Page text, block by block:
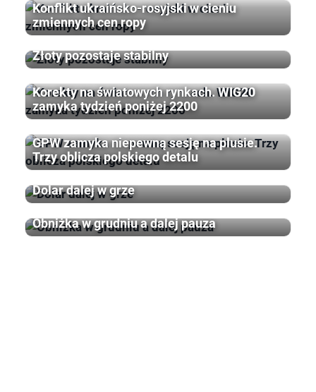
Konflikt ukraińsko-rosyjski w cieniu
zmiennych cen ropy
Złoty pozostaje stabilny
Korekty na światowych rynkach. WIG20
zamyka tydzień poniżej 2200
GPW zamyka niepewną sesję na plusie.
Trzy oblicza polskiego detalu
Dolar dalej w grze
Obniżka w grudniu a dalej pauza